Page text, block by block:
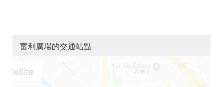
富利廣場的交通站點